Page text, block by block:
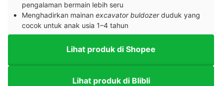
pengalaman bermain lebih seru
Menghadirkan mainan excavator buldozerduduk yang
cocok untuk anak usia 1–4 tahun
Lihat produk di Shopee
Lihat produk di Blibli